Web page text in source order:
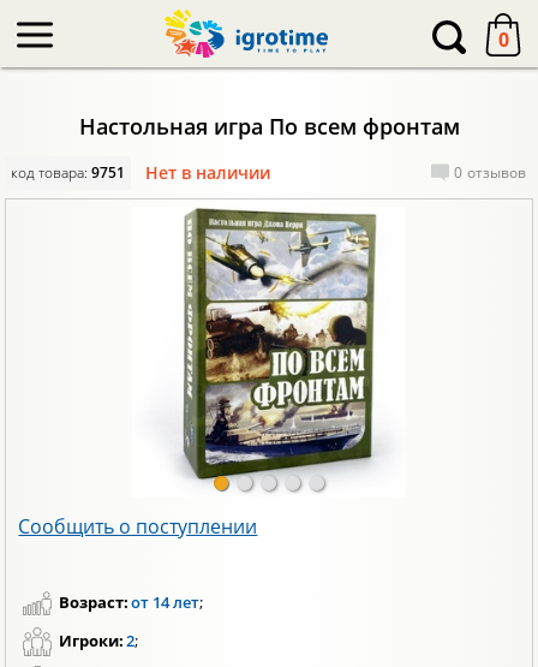
0
Настольная игра По всем фронтам
код товара:9751 Нет в наличии 0 отзывов
Сообщить о поступлении
Возраст:от 14 лет;
Игроки:2;